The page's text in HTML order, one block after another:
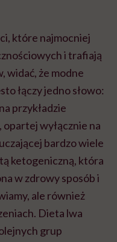
ketogeniczną, która
ale również
Dieta lwa
grup
szukanie
to zbyt
do przesuwania
skrajnych
post przerywany. Z
(na
kolacji do śniadania)